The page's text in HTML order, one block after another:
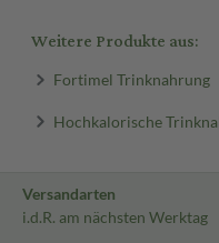
Weitere Produkte aus:
Fortimel Trinknahrung
Hochkalorische
Versandarten
i.d.R. am nächsten Werktag